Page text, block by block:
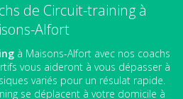
de Circuit-training à
Alfort
à Maisons-Alfort avec nos coachs
vous aideront à vous dépasser à
variés pour un résulat rapide.
se déplacent à votre domicile à